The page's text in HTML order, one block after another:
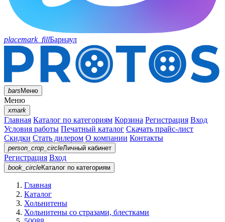
placemark_fillБарнаул
barsМеню
Меню
xmark
Главная Каталог по категориям Корзина Регистрация Вход
Условия работы Печатный каталог Скачать прайс-лист
Скидки Стать дилером О компании Контакты
person_crop_circleЛичный кабинет
Регистрация Вход
book_circleКаталог по категориям
Главная
Каталог
Хольнитены
Хольнитены со стразами, блестками